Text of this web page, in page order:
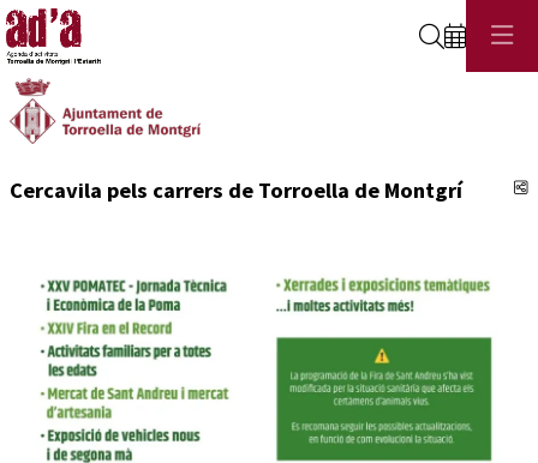
Cerca
Cercavila pels carrers de Torroella de Montgrí